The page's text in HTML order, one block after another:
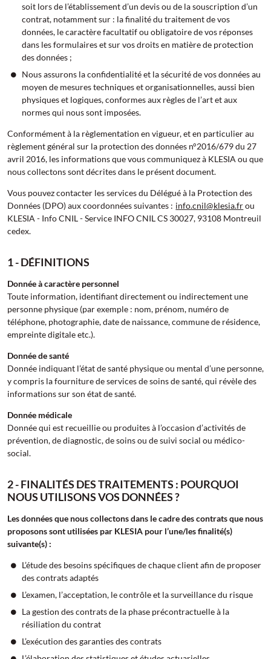
soit lors de l’établissement d’un devis ou de la souscription d’un
contrat, notamment sur : la finalité du traitement de vos
données, le caractère facultatif ou obligatoire de vos réponses
dans les formulaires et sur vos droits en matière de protection
des données ;
Nous assurons la confidentialité et la sécurité de vos données au
moyen de mesures techniques et organisationnelles, aussi bien
physiques et logiques, conformes aux règles de l’art et aux
normes qui nous sont imposées.
Conformément à la règlementation en vigueur, et en particulier au
règlement général sur la protection des données n°2016/679 du 27
avril 2016, les informations que vous communiquez à KLESIA ou que
nous collectons sont décrites dans le présent document.
Vous pouvez contacter les services du Délégué à la Protection des
Données (DPO) aux coordonnées suivantes : info.cnil@klesia.frou
KLESIA - Info CNIL - Service INFO CNIL CS 30027, 93108 Montreuil
cedex.
1 - DÉFINITIONS
Donnée à caractère personnel
Toute information, identifiant directement ou indirectement une
personne physique (par exemple : nom, prénom, numéro de
téléphone, photographie, date de naissance, commune de résidence,
empreinte digitale etc.).
Donnée de santé
Donnée indiquant l’état de santé physique ou mental d’une personne,
y compris la fourniture de services de soins de santé, qui révèle des
informations sur son état de santé.
Donnée médicale
Donnée qui est recueillie ou produites à l’occasion d’activités de
prévention, de diagnostic, de soins ou de suivi social ou médico-
social.
2 - FINALITÉS DES TRAITEMENTS : POURQUOI
NOUS UTILISONS VOS DONNÉES ?
Les données que nous collectons dans le cadre des contrats que nous
proposons sont utilisées par KLESIA pour l’une/les finalité(s)
suivante(s) :
L’étude des besoins spécifiques de chaque client afin de proposer
des contrats adaptés
L’examen, l’acceptation, le contrôle et la surveillance du risque
La gestion des contrats de la phase précontractuelle à la
résiliation du contrat
L’exécution des garanties des contrats